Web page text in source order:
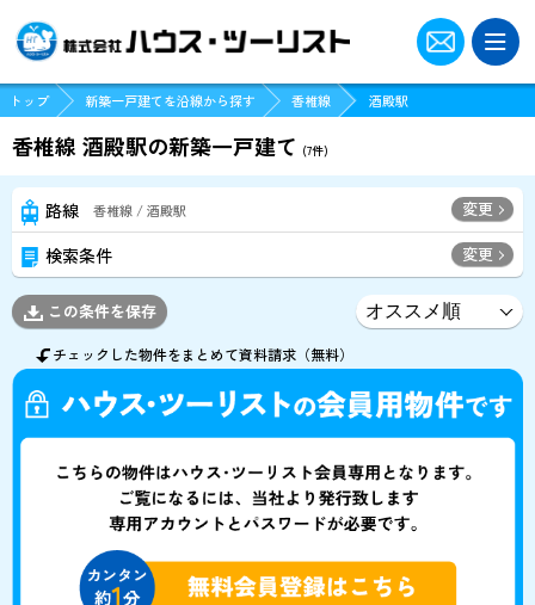
トップ 新築一戸建てを沿線から探す 香椎線 酒殿駅
香椎線 酒殿駅の新築一戸建て (7件)
路線 香椎線 / 酒殿駅 変更
検索条件 変更
この条件を保存
チェックした物件をまとめて資料請求（無料）